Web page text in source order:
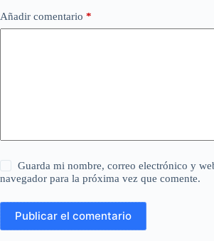
Añadir comentario *
Guarda mi nombre, correo electrónico y
navegador para la próxima vez que comente.
Publicar el comentario